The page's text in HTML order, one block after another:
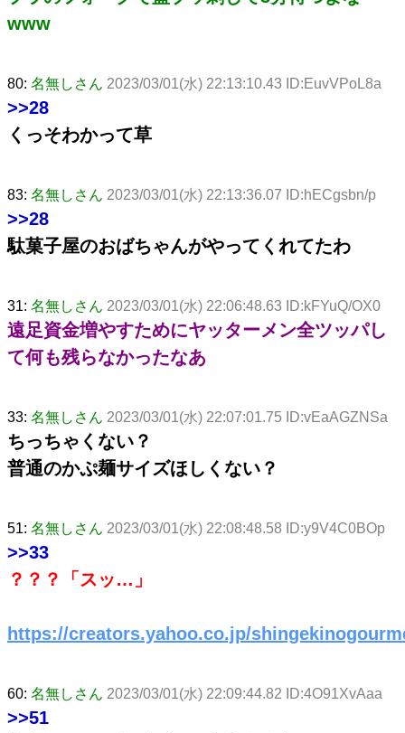
www
80: 名無しさん 2023/03/01(水) 22:13:10.43 ID:EuvVPoL8a
>>28
くっそわかって草
83: 名無しさん 2023/03/01(水) 22:13:36.07 ID:hECgsbn/p
>>28
駄菓子屋のおばちゃんがやってくれてたわ
31: 名無しさん 2023/03/01(水) 22:06:48.63 ID:kFYuQ/OX0
遠足資金増やすためにヤッターメン全ツッパし
て何も残らなかったなあ
33: 名無しさん 2023/03/01(水) 22:07:01.75 ID:vEaAGZNSa
ちっちゃくない？
普通のかぷ麺サイズほしくない？
51: 名無しさん 2023/03/01(水) 22:08:48.58 ID:y9V4C0BOp
>>33
？？？「スッ…」
https://creators.yahoo.co.jp/
60: 名無しさん 2023/03/01(水) 22:09:44.82 ID:4O91XvAaa
>>51